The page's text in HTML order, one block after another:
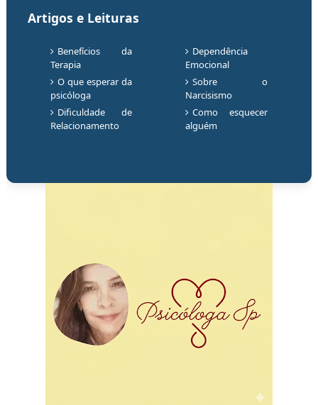
Artigos e Leituras
Benefícios da
Terapia
O que esperar da
psicóloga
Dificuldade de
Relacionamento
Dependência
Emocional
Sobre o
Narcisismo
Como esquecer
alguém